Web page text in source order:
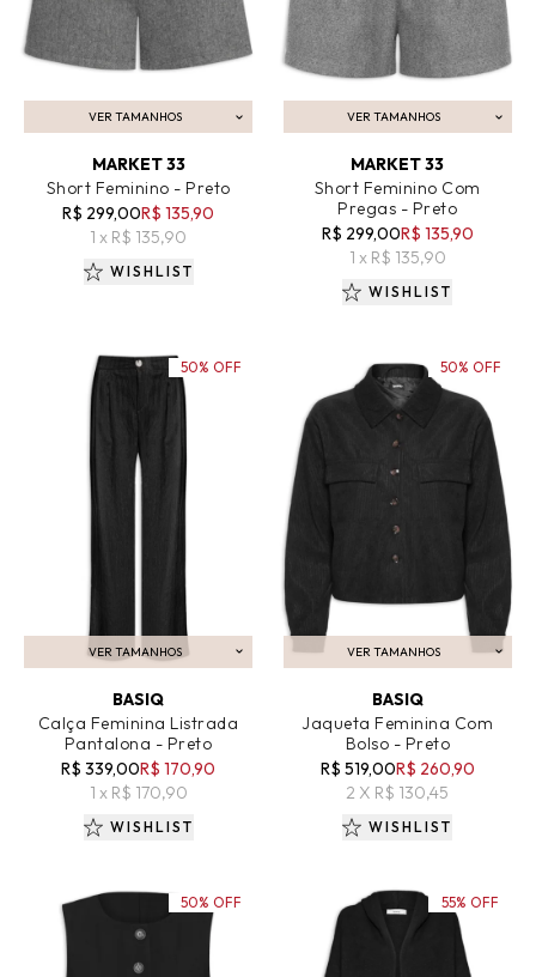
VER TAMANHOS
ADICIONAR AO CARRINHO
MARKET 33
Short Feminino - Preto
R$ 299,00R$ 135,90
1 x R$ 135,90
WISHLIST
VER TAMANHOS
ADICIONAR AO CARRINHO
MARKET 33
Short Feminino Com
Pregas - Preto
R$ 299,00R$ 135,90
1 x R$ 135,90
WISHLIST
VER TAMANHOS
ADICIONAR AO CARRINHO
BASIQ
Calça Feminina Listrada
Pantalona - Preto
R$ 339,00R$ 170,90
1 x R$ 170,90
50% OFF
WISHLIST
VER TAMANHOS
ADICIONAR AO CARRINHO
BASIQ
Jaqueta Feminina Com
Bolso - Preto
R$ 519,00R$ 260,90
2 X R$ 130,45
50% OFF
WISHLIST
50% OFF 55% OFF